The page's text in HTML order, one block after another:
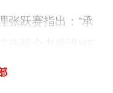
张跃赛指出：“承
经13年的技术